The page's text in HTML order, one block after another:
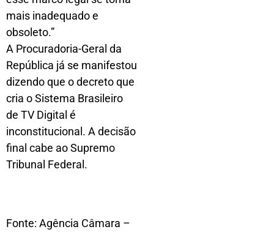
mais inadequado e
obsoleto.”
A Procuradoria-Geral da
República já se manifestou
dizendo que o decreto que
cria o Sistema Brasileiro
de TV Digital é
inconstitucional. A decisão
final cabe ao Supremo
Tribunal Federal.
Fonte: Agência Câmara –